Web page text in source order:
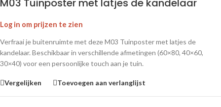
M03 Tuinposter met latjes de kandelaar
Log in om prijzen te zien
Verfraai je buitenruimte met deze M03 Tuinposter met latjes de
kandelaar. Beschikbaar in verschillende afmetingen (60×80, 40×60,
30×40) voor een persoonlijke touch aan je tuin.
Vergelijken Toevoegen aan verlanglijst